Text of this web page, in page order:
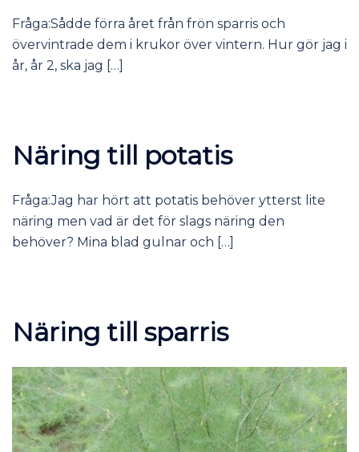
Fråga:Sådde förra året från frön sparris och
övervintrade dem i krukor över vintern. Hur gör jag i
år, år 2, ska jag […]
Näring till potatis
Fråga:Jag har hört att potatis behöver ytterst lite
näring men vad är det för slags näring den
behöver? Mina blad gulnar och […]
Näring till sparris